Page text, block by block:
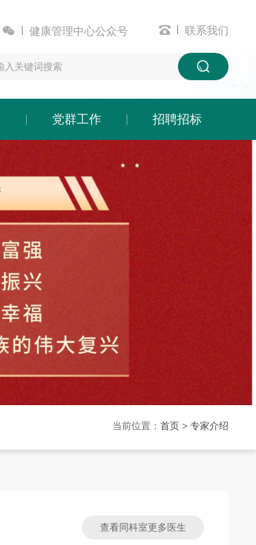
 健康管理中心公众号  联系我们
党群工作 招聘招标
当前位置： 首页> 专家介绍
查看同科室更多医生